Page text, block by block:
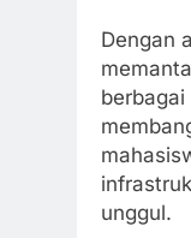
Dengan
unggul.